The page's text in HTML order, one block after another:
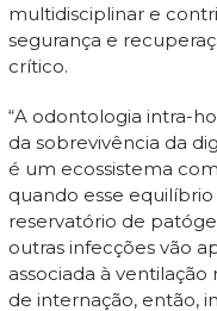
multidisciplinar e
segurança e
crítico.
“A odontologia intra-
da sobrevivência da
é um ecossistema
quando esse
reservatório de
outras infecções vão
associada à
de internação, então,